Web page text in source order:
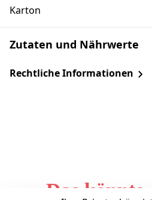
Karton
Zutaten und Nährwerte
Rechtliche Informationen
Das könnte